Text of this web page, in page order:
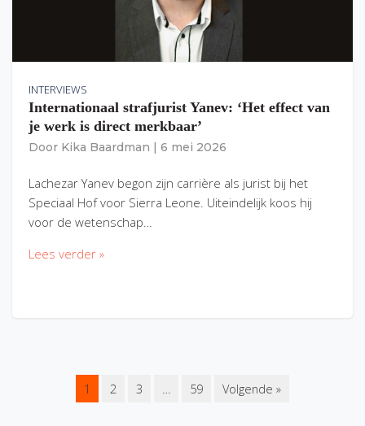
INTERVIEWS
Internationaal strafjurist Yanev: ‘Het effect van
je werk is direct merkbaar’
Door Kika Baardman 6 mei 2026
Lachezar Yanev begon zijn carrière als jurist bij het
Speciaal Hof voor Sierra Leone. Uiteindelijk koos hij
voor de wetenschap…
Lees verder »
1 2 3 … 59 Volgende »